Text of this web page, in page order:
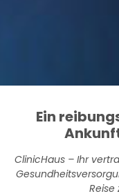
Ein
ClinicHaus – Ihr
Reise